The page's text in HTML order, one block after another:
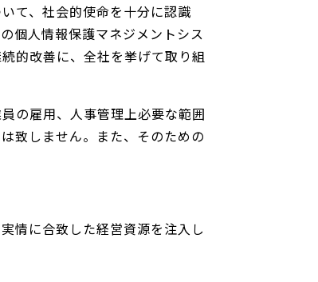
て、社会的使命を十分に認識
個人情報保護マネジメントシス
的改善に、全社を挙げて取り組
の雇用、人事管理上必要な範囲
致しません。また、そのための
情に合致した経営資源を注入し